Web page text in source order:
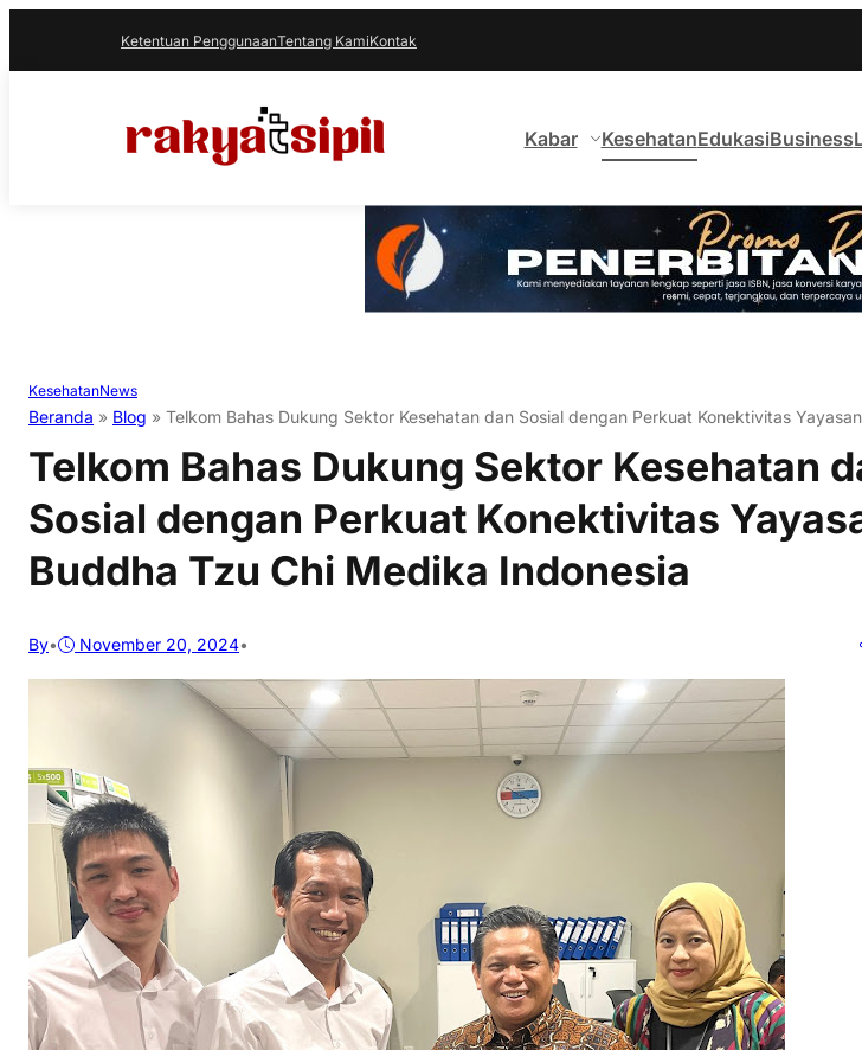
Ketentuan PenggunaanTentang KamiKontak
Kabar KesehatanEdukasiBusiness
KesehatanNews
Beranda » Blog » Telkom Bahas Dukung Sektor Kesehatan dan Sosial dengan Perkuat Konektivitas
Telkom Bahas Dukung Sektor Kesehatan
Sosial dengan Perkuat Konektivitas
Buddha Tzu Chi Medika Indonesia
By• November 20, 2024•